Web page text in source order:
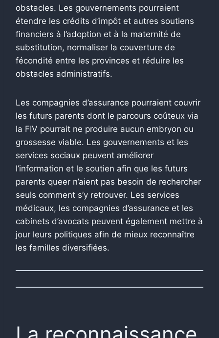
obstacles. Les gouvernements pourraient
étendre les crédits d’impôt et autres soutiens
financiers à l’adoption et à la maternité de
substitution, normaliser la couverture de
fécondité entre les provinces et réduire les
obstacles administratifs.
Les compagnies d’assurance pourraient couvrir
les futurs parents dont le parcours coûteux via
la FIV pourrait ne produire aucun embryon ou
grossesse viable. Les gouvernements et les
services sociaux peuvent améliorer
l’information et le soutien afin que les futurs
parents queer n’aient pas besoin de rechercher
seuls comment s’y retrouver. Les services
médicaux, les compagnies d’assurance et les
cabinets d’avocats peuvent également mettre à
jour leurs politiques afin de mieux reconnaître
les familles diversifiées.